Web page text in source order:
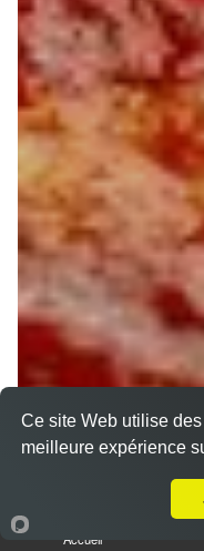
Accueil
Ce site Web utilise
meilleure expérience